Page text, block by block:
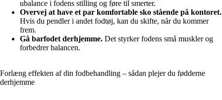
ubalance i fodens stilling og føre til smerter.
Overvej at have et par komfortable sko stående på kontoret.
Hvis du pendler i andet fodtøj, kan du skifte, når du kommer
frem.
Gå barfodet derhjemme. Det styrker fodens små muskler og
forbedrer balancen.
Forlæng effekten af din fodbehandling – sådan plejer du fødderne
derhjemme